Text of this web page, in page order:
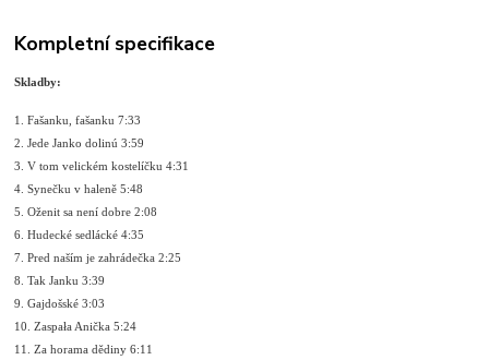
Kompletní specifikace
Skladby:
1. Fašanku, fašanku 7:33
2. Jede Janko dolinú 3:59
3. V tom velickém kostelíčku 4:31
4. Synečku v haleně 5:48
5. Oženit sa není dobre 2:08
6. Hudecké sedlácké 4:35
7. Pred naším je zahrádečka 2:25
8. Tak Janku 3:39
9. Gajdošské 3:03
10. Zaspała Anička 5:24
11. Za horama dědiny 6:11